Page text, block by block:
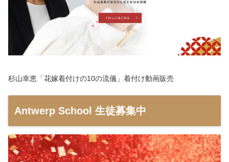
杉山幸恵「花嫁着付けの10の流儀」着付け動画販売
Antwerp School 生徒募集中
動
画